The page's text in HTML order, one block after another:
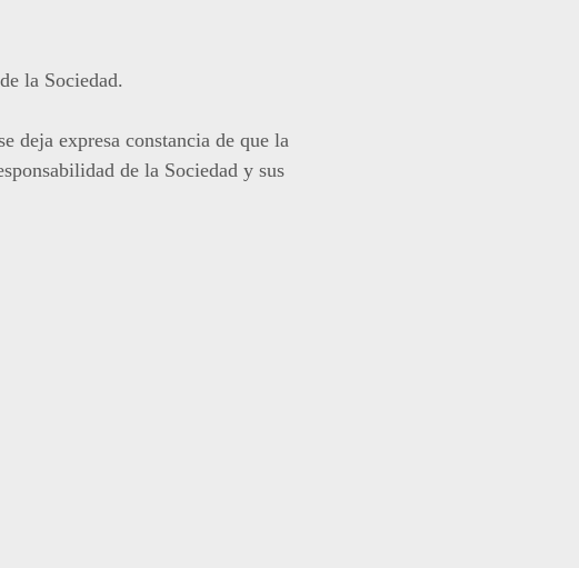
la Sociedad.
expresa constancia de que la
de la Sociedad y sus